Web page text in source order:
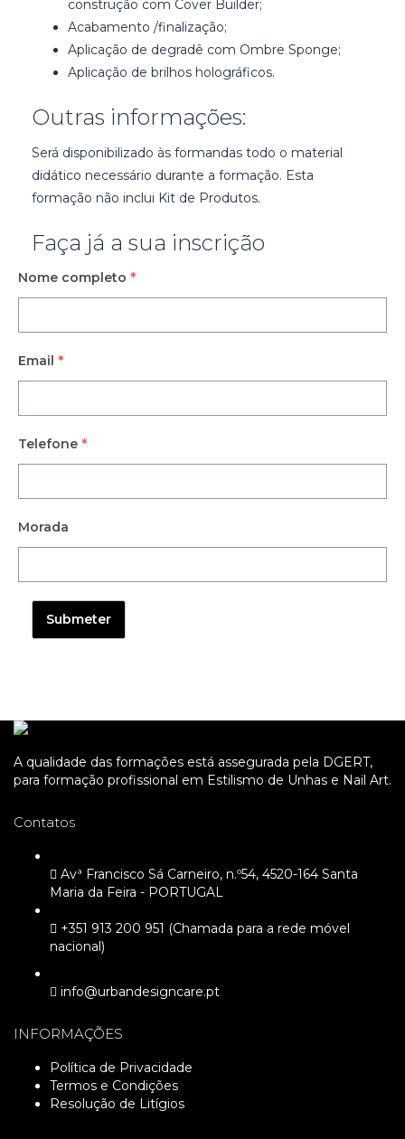
construção com Cover Builder;
Acabamento /finalização;
Aplicação de degradê com Ombre Sponge;
Aplicação de brilhos holográficos.
Outras informações:
Será disponibilizado às formandas todo o material
didático necessário durante a formação. Esta
formação não inclui Kit de Produtos.
Faça já a sua inscrição
Nome completo *
Email *
Telefone *
Morada
Submeter
A qualidade das formações está assegurada pela DGERT,
para formação profissional em Estilismo de Unhas e Nail Art.
Contatos
Avª Francisco Sá Carneiro, n.º54, 4520-164 Santa
Maria da Feira - PORTUGAL
+351 913 200 951 (Chamada para a rede móvel
nacional)
info@urbandesigncare.pt
INFORMAÇÕES
Política de Privacidade
Termos e Condições
Resolução de Litígios